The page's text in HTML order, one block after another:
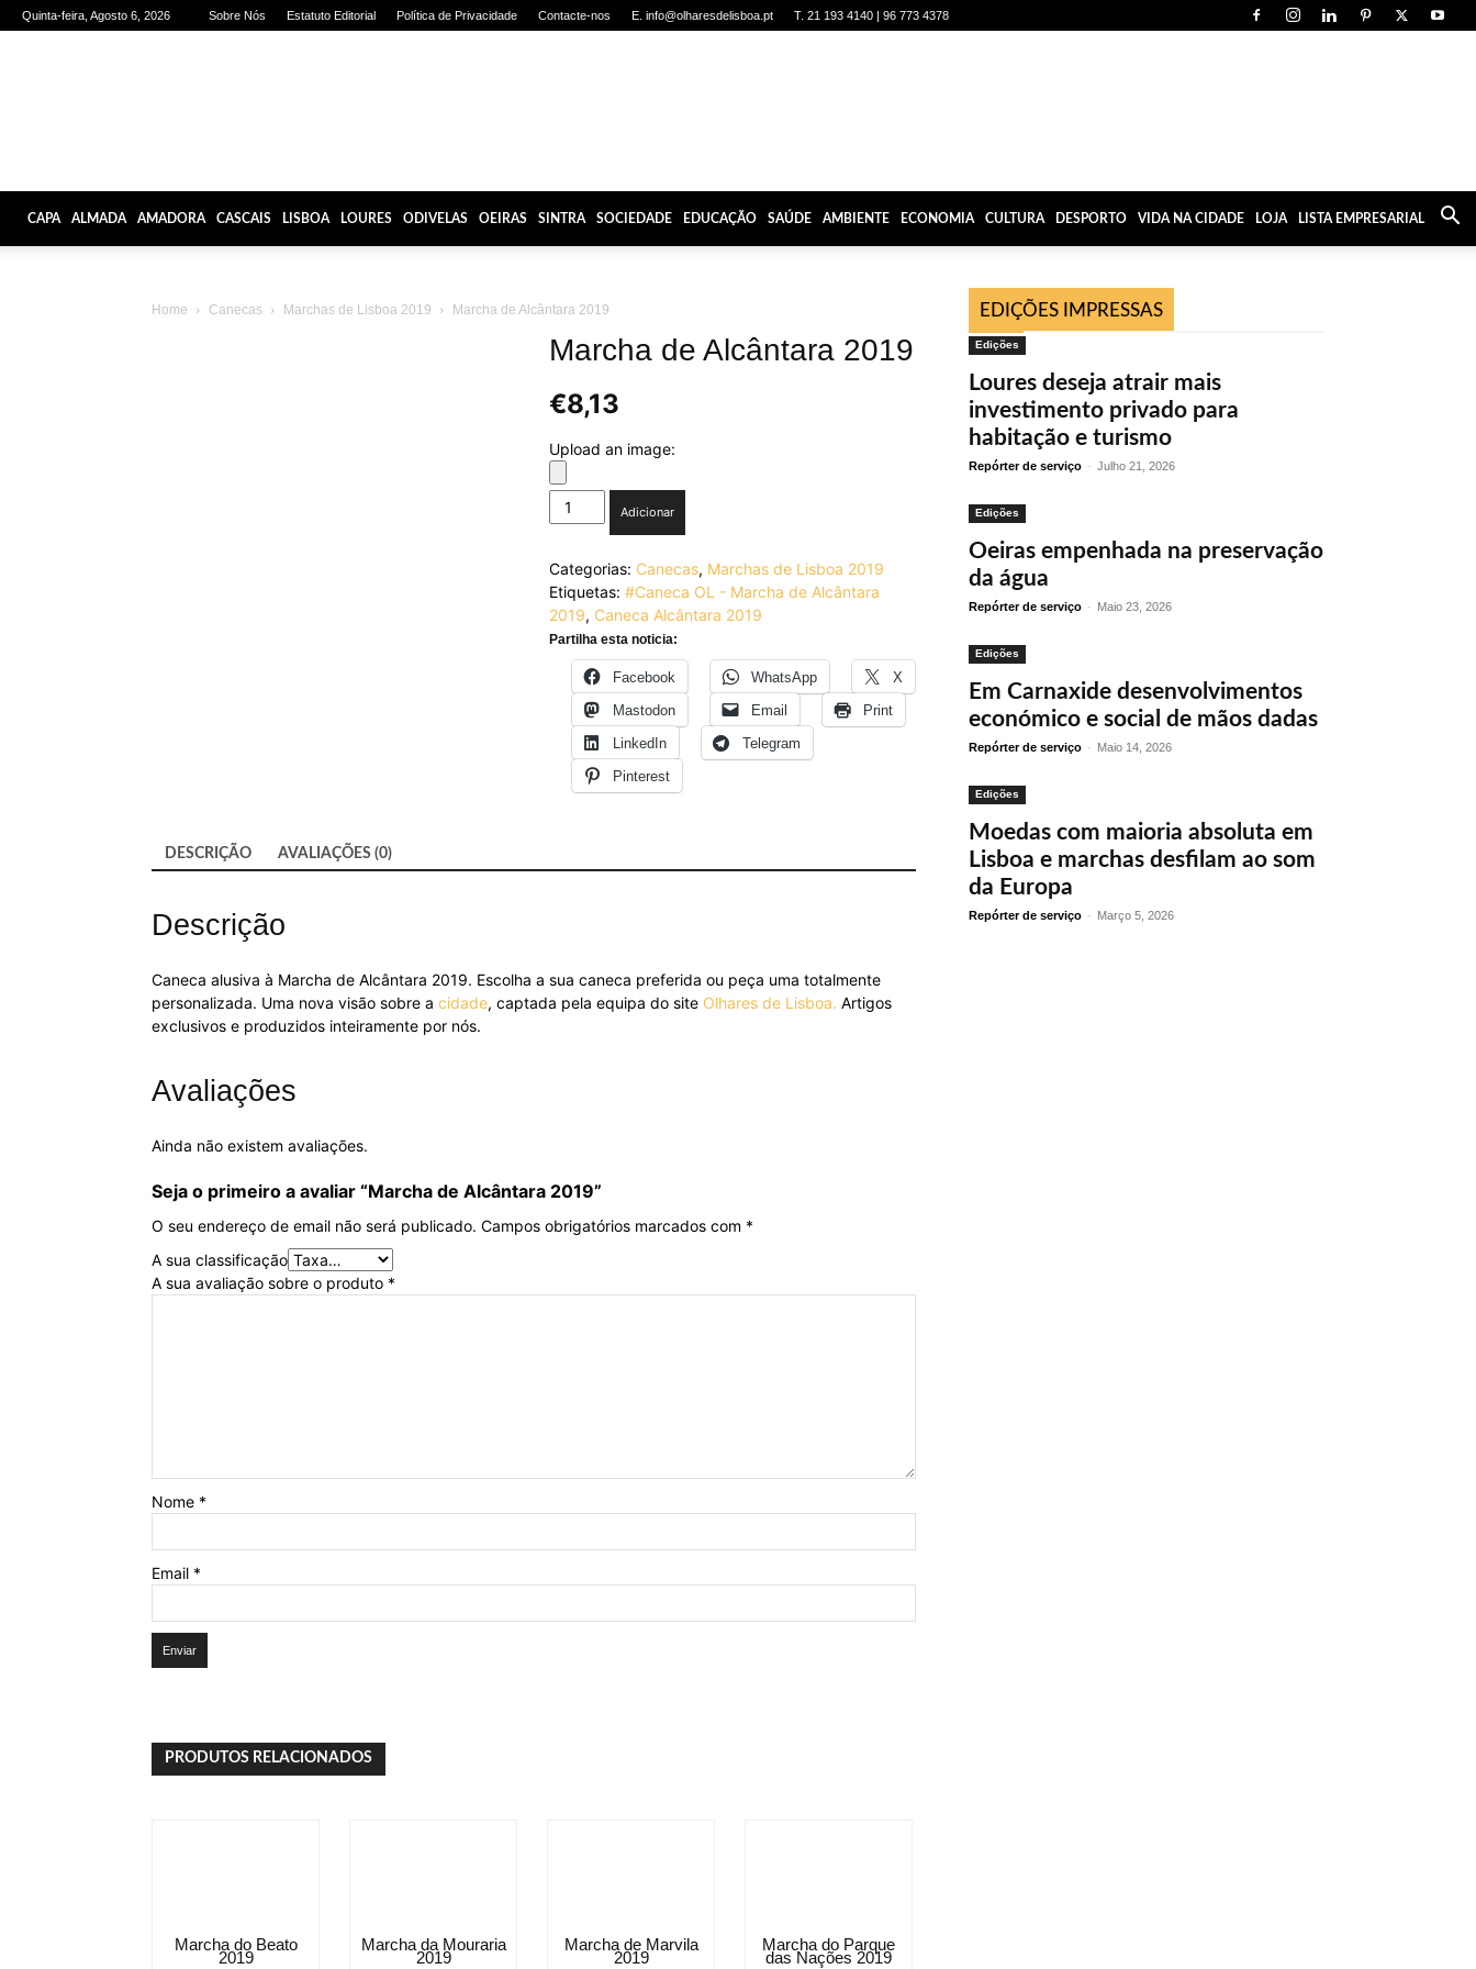
Quinta-feira, Agosto 6, 2026 Sobre Nós Estatuto Editorial Política de Privacidade Contacte-nos E. info@olharesdelisboa.pt T. 21 193 4140 | 96 773 4378
CAPA ALMADA AMADORA CASCAIS LISBOA LOURES ODIVELAS OEIRAS SINTRA SOCIEDADE EDUCAÇÃO SAÚDE AMBIENTE ECONOMIA CULTURA DESPORTO VIDA NA CIDADE LOJA LISTA EMPRESARIAL
Home Canecas Marchas de Lisboa 2019 Marcha de Alcântara 2019
Marcha de Alcântara 2019
€8,13
Upload an image:
Quantidade
de
de
Alcântara
2019
Adicionar
Categorias: Canecas, Marchas de Lisboa 2019
Etiquetas: #Caneca OL - Marcha de Alcântara
2019, Caneca Alcântara 2019
Partilha esta noticia:
Facebook WhatsApp
X
Mastodon
Email
Print
LinkedIn
Telegram
Pinterest
DESCRIÇÃO AVALIAÇÕES (0)
Descrição
Caneca alusiva à Marcha de Alcântara 2019. Escolha a sua caneca preferida ou peça uma totalmente
personalizada. Uma nova visão sobre a cidade, captada pela equipa do site Olhares de Lisboa. Artigos
exclusivos e produzidos inteiramente por nós.
Avaliações
Ainda não existem avaliações.
Seja o primeiro a avaliar “Marcha de Alcântara 2019”
O seu endereço de email não será publicado. Campos obrigatórios marcados com *
A sua classificação
A sua avaliação sobre o produto *
Nome *
Email *
PRODUTOS RELACIONADOS
Marcha do Beato
2019
Marcha da Mouraria
2019
Marcha de Marvila
2019
Marcha do Parque
das Nações 2019
EDIÇÕES IMPRESSAS
Edições
Loures deseja atrair mais
investimento privado para
habitação e turismo
Repórter de serviço - Julho 21, 2026
Edições
Oeiras empenhada na preservação
da água
Repórter de serviço - Maio 23, 2026
Edições
Em Carnaxide desenvolvimentos
económico e social de mãos dadas
Repórter de serviço - Maio 14, 2026
Edições
Moedas com maioria absoluta em
Lisboa e marchas desfilam ao som
da Europa
Repórter de serviço - Março 5, 2026